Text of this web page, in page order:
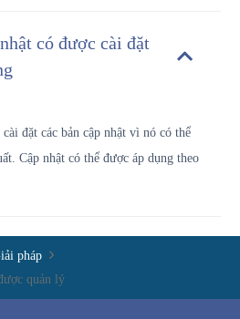
có được cài đặt
đặt các bản cập nhật vì nó có thể
Cập nhật có thể được áp dụng theo
pháp
quản lý